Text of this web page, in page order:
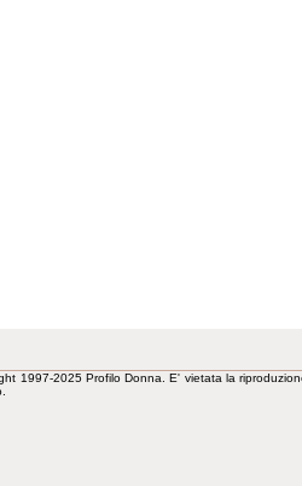
1997-2025 Profilo Donna. E' vietata la